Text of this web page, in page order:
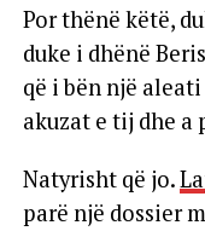
Por thënë këtë,
duke i dhënë
që i bën një
akuzat e tij dhe
Natyrisht që jo.
parë një dossier